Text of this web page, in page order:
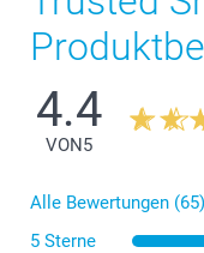
4.4
VON5
Alle Bewertungen (65)
5 Sterne